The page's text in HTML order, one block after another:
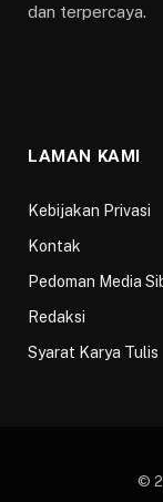
dan terpercaya.
LAMAN KAMI
Kebijakan Privasi
Kontak
Pedoman Media
Redaksi
Syarat Karya Tulis
©